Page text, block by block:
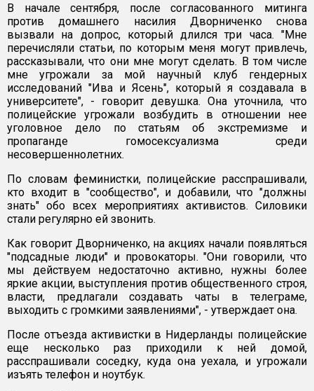
В начале сентября, после согласованного митинга
против домашнего насилия Дворниченко снова
вызвали на допрос, который длился три часа. "Мне
перечисляли статьи, по которым меня могут привлечь,
рассказывали, что они мне могут сделать. В том числе
мне угрожали за мой научный клуб гендерных
исследований "Ива и Ясень", который я создавала в
университете", - говорит девушка. Она уточнила, что
полицейские угрожали возбудить в отношении нее
уголовное дело по статьям об экстремизме и
пропаганде гомосексуализма среди
несовершеннолетних.
По словам феминистки, полицейские расспрашивали,
кто входит в "сообщество", и добавили, что "должны
знать" обо всех мероприятиях активистов. Силовики
стали регулярно ей звонить.
Как говорит Дворниченко, на акциях начали появляться
"подсадные люди" и провокаторы. "Они говорили, что
мы действуем недостаточно активно, нужны более
яркие акции, выступления против общественного строя,
власти, предлагали создавать чаты в телеграме,
выходить с громкими заявлениями", - утверждает она.
После отъезда активистки в Нидерланды полицейские
еще несколько раз приходили к ней домой,
расспрашивали соседку, куда она уехала, и угрожали
изъять телефон и ноутбук.